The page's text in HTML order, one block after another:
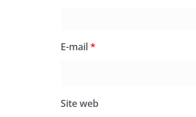
E-mail*
Site web